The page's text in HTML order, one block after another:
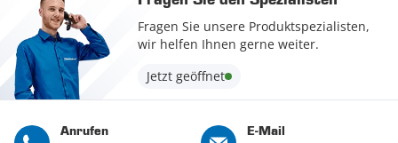
Fragen Sie unsere Produktspezialisten,
wir helfen Ihnen gerne weiter.
Jetzt geöffnet
Anrufen E-Mail